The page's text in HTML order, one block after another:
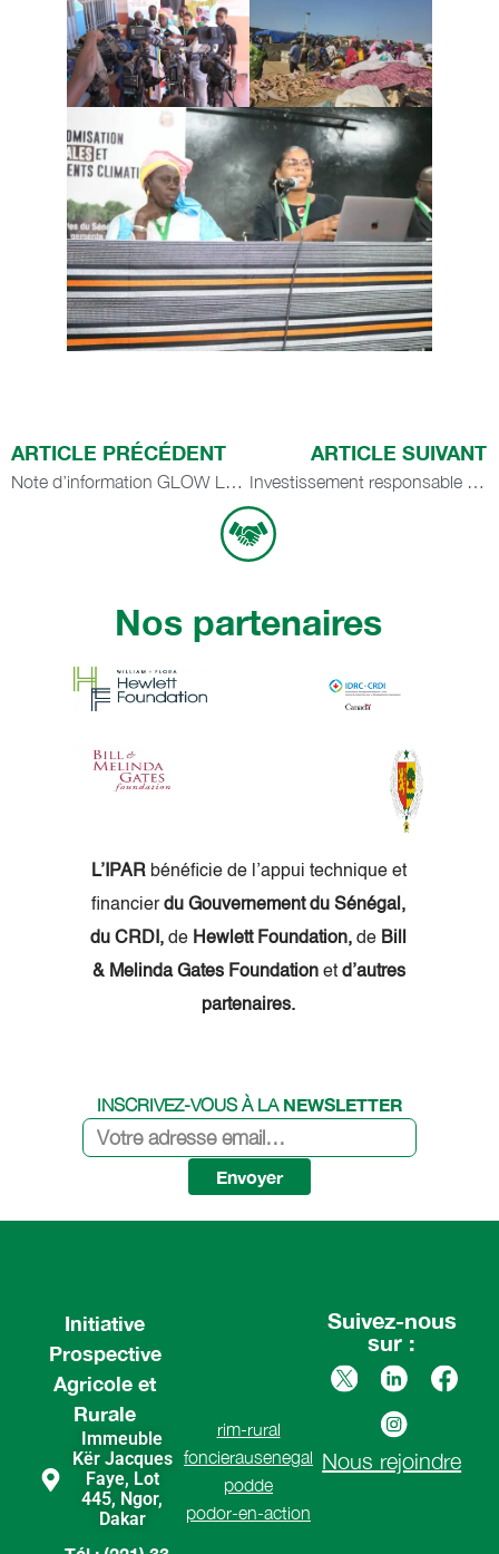
ARTICLE PRÉCÉDENT ARTICLE SUIVANT
Nos partenaires
L’IPARbénéficie de l’appui technique et
financierdu Gouvernement du Sénégal,
du CRDI, de Hewlett Foundation, de Bill
& Melinda Gates Foundation et d’autres
partenaires.
INSCRIVEZ-VOUS À LA NEWSLETTER
Envoyer
Initiative
Prospective
Agricole et
Rurale
Immeuble
Kër Jacques
Faye, Lot
445, Ngor,
Dakar
rim-rural
foncierausenegal
podde
podor-en-action
Suivez-nous
sur :
Nous rejoindre